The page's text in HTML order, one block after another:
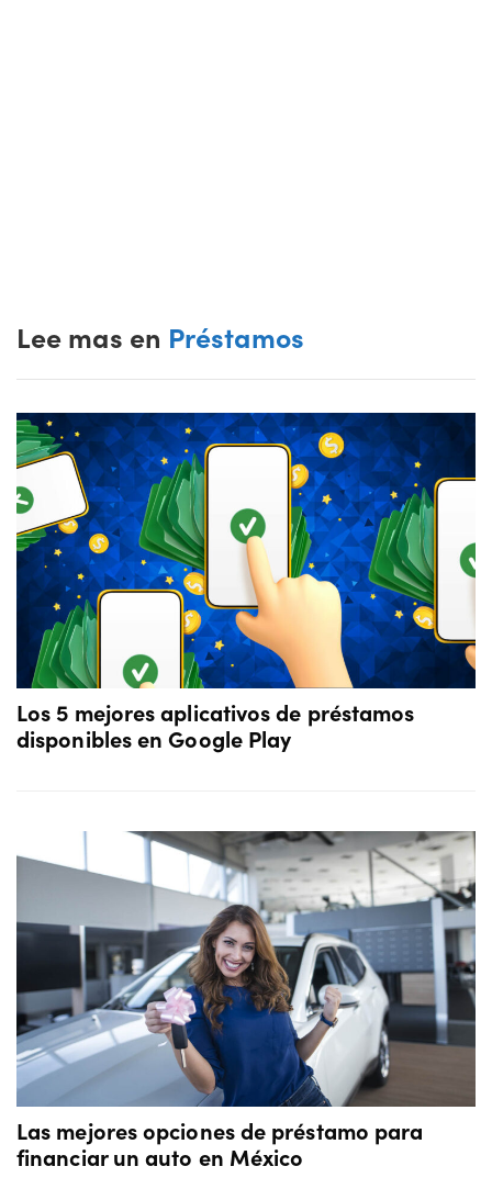
Lee mas en Préstamos
Los 5 mejores aplicativos de préstamos
disponibles en Google Play
Las mejores opciones de préstamo para
financiar un auto en México